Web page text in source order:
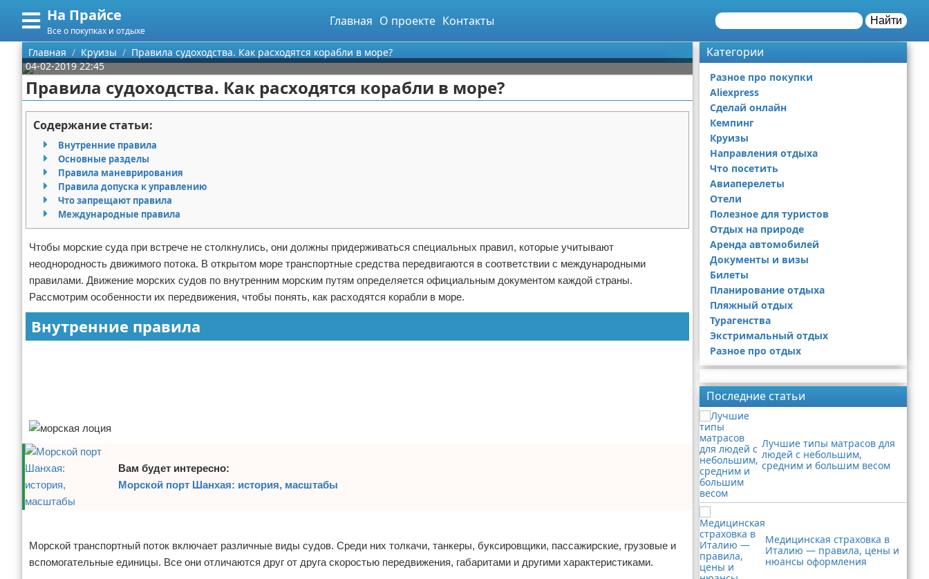
На Прайсе
Все о покупках и отдыхе
Главная О проекте Контакты Найти
Меню
Главная
Категории
Разное про покупки
Aliexpress
Сделай онлайн
Кемпинг
Направления отдыха
Что посетить
Авиаперелеты
Отдых на природе
Аренда автомобилей
Документы и визы
Билеты
Планирование отдыха
Поиск
О проекте
Контакты
Сотрудничество
Для правообладателей
Условия предоставления информации
Отказ от ответственности
Главная Круизы
Правила судоходства. Как расходятся корабли в море?
04-02-2019 22:45
Правила судоходства. Как расходятся корабли в море?
Содержание статьи:
Внутренние правила
Основные разделы
Правила маневрирования
Правила допуска к управлению
Что запрещают правила
Международные правила
Чтобы морские суда при встрече не столкнулись, они должны придерживаться специальных правил, которые учитывают
неоднородность движимого потока. В открытом море транспортные средства передвигаются в соответствии с международными
правилами. Движение морских судов по внутренним морским путям определяется официальным документом каждой страны.
Рассмотрим особенности их передвижения, чтобы понять, как расходятся корабли в море.
Внутренние правила
Вам будет интересно:
Морской порт Шанхая: история, масштабы
Морской транспортный поток включает различные виды судов. Среди них толкачи, танкеры, буксировщики, пассажирские, грузовые и
вспомогательные единицы. Все они отличаются друг от друга скоростью передвижения, габаритами и другими характеристиками.
Категории
Разное про покупки
Aliexpress
Сделай онлайн
Кемпинг
Круизы
Направления отдыха
Что посетить
Авиаперелеты
Отели
Полезное для туристов
Отдых на природе
Аренда автомобилей
Документы и визы
Билеты
Планирование отдыха
Пляжный отдых
Турагенства
Экстримальный отдых
Разное про отдых
Последние статьи
Лучшие типы матрасов для
людей с небольшим,
средним и большим весом
Медицинская страховка в
Италию — правила, цены и
нюансы оформления